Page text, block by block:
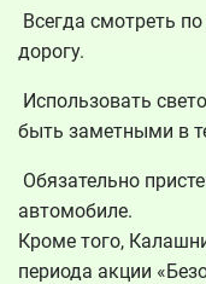
Всегда смотреть
дорогу.
Использовать
быть заметными в
Обязательно
автомобиле.
Кроме того,
периода акции